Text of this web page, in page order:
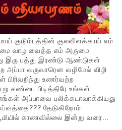
குடும்பத்தின் குலவிளக்காய் எம்
வாழ வைத்த எம் அருமை
இரு பத்து இரண்டு ஆண்டுகள்
வருவாரென வழிமேல் விழி
உணர்வற்ற
சண்டை பிடித்திரே உங்கள்
அப்பாவை பலிக்கடாவாக்கியது
தேடுகிறோம்
காணவில்லை இன்று வரை...